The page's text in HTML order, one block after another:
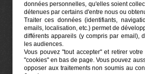
Euphonia est le partenaire producteur de
Grenouille, radio associative marseillaise.
Locaux situés à la Friche Belle de Mai
41, rue Jobin — 13003 Marseille
données personnelles, qu'elles soient
détenues par certains d'entre nous ou
Traiter ces données (identifiants,
emails, localisation, etc.) permet de
différents appareils (y compris par email),
les audiences.
Vous pouvez "tout accepter" et retirer
"cookies" en bas de page. Vous pouvez
opposer aux traitements non soumis au